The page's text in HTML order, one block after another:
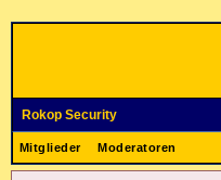
Rokop Security
Mitglieder Moderatoren